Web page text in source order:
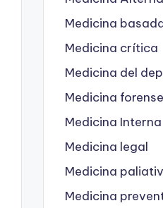
Medicina
Medicina crítica
Medicina del
Medicina forense
Medicina Interna
Medicina legal
Medicina
Medicina